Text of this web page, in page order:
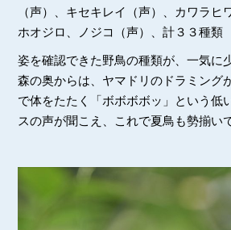
（声）、キセキレイ（声）、カワラヒ
ホオジロ、ノジコ（声）、計３３種類
姿を確認できた野鳥の種類が、一気に
森の奥からは、ヤマドリのドラミング
で体をたたく「ボボボボッ」という低
スの声が聞こえ、これで夏鳥も勢揃い